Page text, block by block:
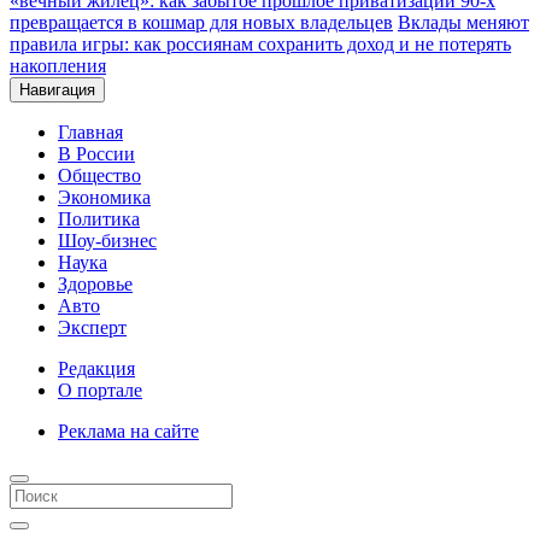
превращается в кошмар для новых владельцев Вклады меняют
правила игры: как россиянам сохранить доход и не потерять
накопления
Навигация
Главная
В России
Общество
Экономика
Политика
Шоу-бизнес
Наука
Здоровье
Авто
Эксперт
Редакция
О портале
Реклама на сайте